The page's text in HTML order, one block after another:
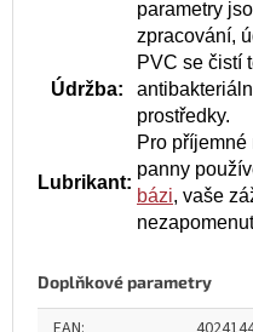
parametry
zpracování,
Údržba:
PVC se čistí
prostředky.
Lubrikant:
Pro
panny
bázi, vaše
Doplňkové parametry